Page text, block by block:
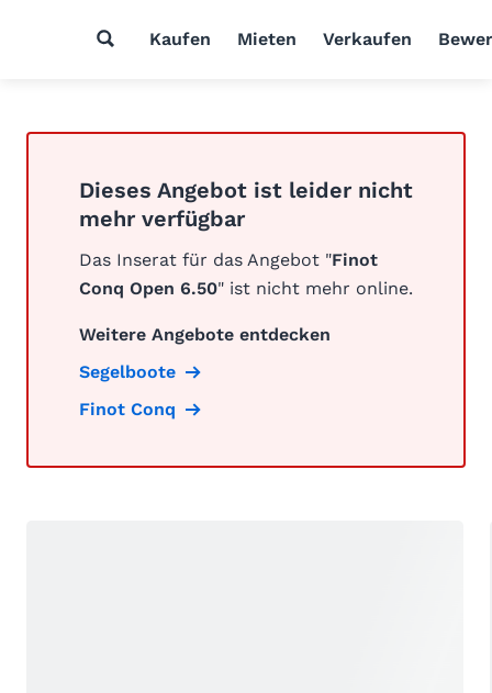
Kaufen Mieten Verkaufen
Dieses Angebot ist leider nicht
mehr verfügbar
Das Inserat für das Angebot "Finot
Conq Open 6.50" ist nicht mehr online.
Weitere Angebote entdecken
Segelboote
Finot Conq